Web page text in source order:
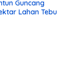
Guncang
Lahan Tebu